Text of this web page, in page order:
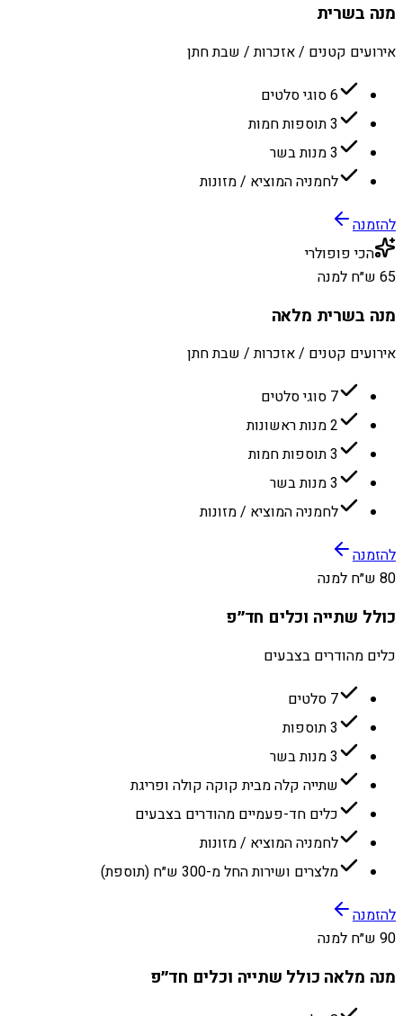
מנה בשרית
אירועים קטנים / אזכרות / שבת חתן
6 סוגי סלטים
3 תוספות חמות
3 מנות בשר
לחמניה המוציא / מזונות
להזמנה
הכי פופולרי
65 ש״ח למנה
מנה בשרית מלאה
אירועים קטנים / אזכרות / שבת חתן
7 סוגי סלטים
2 מנות ראשונות
3 תוספות חמות
3 מנות בשר
לחמניה המוציא / מזונות
להזמנה
80 ש״ח למנה
כולל שתייה וכלים חד״פ
כלים מהודרים בצבעים
7 סלטים
3 תוספות
3 מנות בשר
שתייה קלה מבית קוקה קולה ופריגת
כלים חד-פעמיים מהודרים בצבעים
לחמניה המוציא / מזונות
מלצרים ושירות החל מ-300 ש״ח (תוספת)
להזמנה
90 ש״ח למנה
מנה מלאה כולל שתייה וכלים חד״פ